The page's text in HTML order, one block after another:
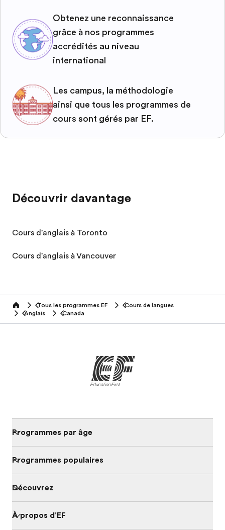
Obtenez une reconnaissance
grâce à nos programmes
accrédités au niveau
international
Les campus, la méthodologie
ainsi que tous les programmes de
cours sont gérés par EF.
Découvrir davantage
Cours d'anglais à Toronto
Cours d'anglais à Vancouver
home Tous les programmes EF
Cours de langues
Anglais
Canada
Programmes par âge
Programmes populaires
Découvrez
À propos d'EF